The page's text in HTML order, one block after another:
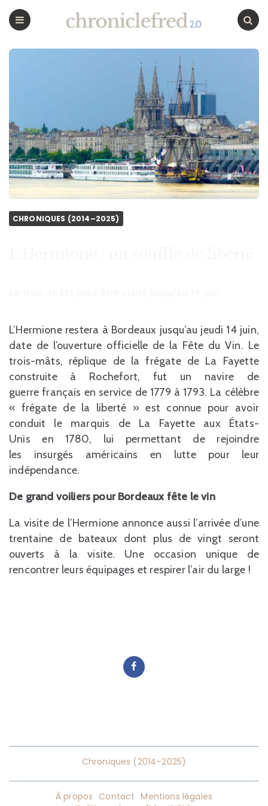
CHRONICLEFRED
CHRONIQUES (2014–2025)
L’Hermione restera à Bordeaux jusqu’au jeudi 14 juin,
date de l’ouverture officielle de la Fête du Vin. Le
trois-mâts, réplique de la frégate de La Fayette
construite à Rochefort, fut un navire de
guerre français en service de 1779 à 1793. La célèbre
« frégate de la liberté » est connue pour avoir
conduit le marquis de La Fayette aux États-
Unis en 1780, lui permettant de rejoindre
les insurgés américains en lutte pour leur
indépendance.
De grand voiliers pour Bordeaux fête le vin
La visite de l’Hermione annonce aussi l’arrivée d’une
trentaine de bateaux dont plus de vingt seront
ouverts à la visite. Une occasion unique de
rencontrer leurs équipages et respirer l’air du large !
Chroniques (2014–2025)
À propos Contact Mentions légales